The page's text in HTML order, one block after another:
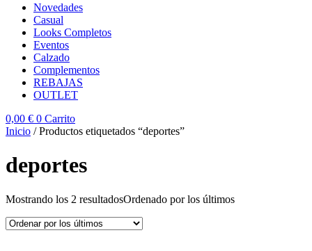
Novedades
Casual
Looks Completos
Eventos
Calzado
Complementos
REBAJAS
OUTLET
0,00 € 0 Carrito
Inicio / Productos etiquetados “deportes”
deportes
Mostrando los 2 resultadosOrdenado por los últimos